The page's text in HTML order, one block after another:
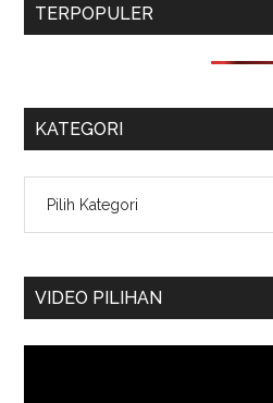
TERPOPULER
KATEGORI
VIDEO PILIHAN